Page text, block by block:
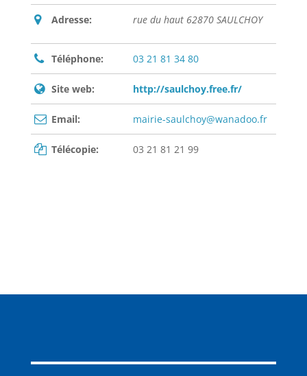
Adresse: rue du haut 62870 SAULCHOY
Téléphone: 03 21 81 34 80
Site web: http://saulchoy.free.fr/
Email: mairie-saulchoy@wanadoo.fr
Télécopie: 03 21 81 21 99